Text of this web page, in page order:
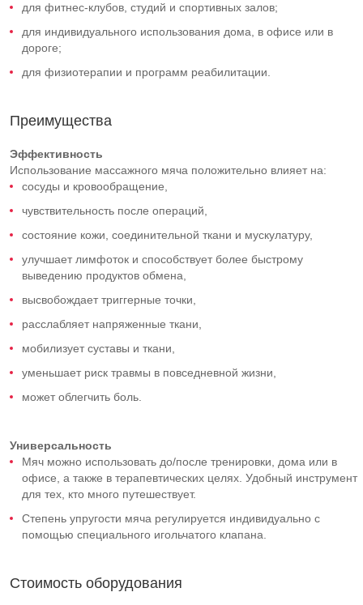
для фитнес-клубов, студий и спортивных залов;
для индивидуального использования дома, в офисе или в
дороге;
для физиотерапии и программ реабилитации.
Преимущества
Эффективность
Использование массажного мяча положительно влияет на:
сосуды и кровообращение,
чувствительность после операций,
состояние кожи, соединительной ткани и мускулатуру,
улучшает лимфоток и способствует более быстрому
выведению продуктов обмена,
высвобождает триггерные точки,
расслабляет напряженные ткани,
мобилизует суставы и ткани,
уменьшает риск травмы в повседневной жизни,
может облегчить боль.
Универсальность
Мяч можно использовать до/после тренировки, дома или в
офисе, а также в терапевтических целях. Удобный инструмент
для тех, кто много путешествует.
Степень упругости мяча регулируется индивидуально с
помощью специального игольчатого клапана.
Стоимость оборудования